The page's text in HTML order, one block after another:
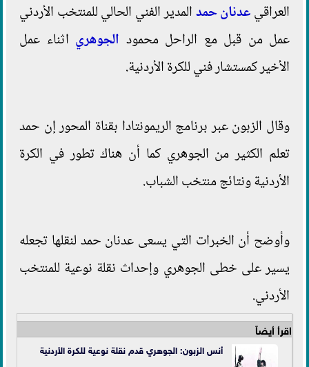
العراقيعدنان حمدالمدير الفني الحالي للمنتخب الأردني
عمل من قبل مع الراحل محمود الجوهري اثناء عمل
الأخير كمستشار فني للكرة الأردنية.
وقال الزبون عبر برنامج الريمونتادا بقناة المحور إن حمد
تعلم الكثير من الجوهري كما أن هناك تطور في الكرة
الأردنية ونتائج منتخب الشباب.
وأوضح أن الخبرات التي يسعى عدنان حمد لنقلها تجعله
يسير على خطى الجوهري وإحداث نقلة نوعية للمنتخب
الأردني.
اقرأ أيضاً
أنس الزبون: الجوهري قدم نقلة نوعية للكرة الأردنية